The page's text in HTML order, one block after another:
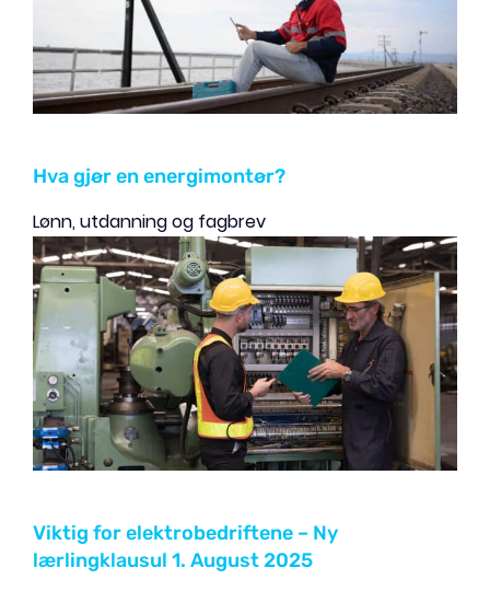
Hva gjør en energimontør?
Lønn, utdanning og fagbrev
Viktig for elektrobedriftene – Ny
lærlingklausul 1. August 2025